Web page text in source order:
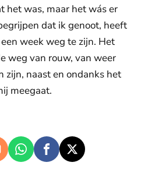
het was, maar het wás er
dat ik genoot, heeft
week weg te zijn. Het
weg van rouw, van weer
zijn, naast en ondanks het
meegaat.